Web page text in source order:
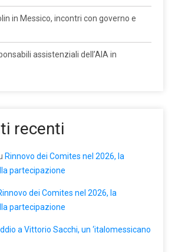
in Messico, incontri con governo e
assistenziali dell’AIA in
recenti
Rinnovo dei Comites nel 2026, la
partecipazione
dei Comites nel 2026, la
partecipazione
a Vittorio Sacchi, un ‘italomessicano